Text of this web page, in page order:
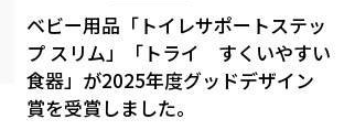
ベビー用品「トイレサポートステッ
プ スリム」「トライ すくいやすい
食器」が2025年度グッドデザイン
賞を受賞しました。